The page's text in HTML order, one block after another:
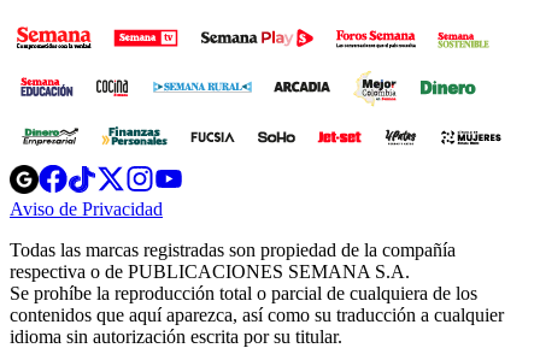
Opens
in
new
Opens
in
new
Opens
in
new
window
Opens
new
windowwindow
Aviso de Privacidad
new
window
Todas las marcas registradas son propiedad de la compañía
respectiva o de PUBLICACIONES SEMANA S.A.
Se prohíbe la reproducción total o parcial de cualquiera de los
contenidos que aquí aparezca, así como su traducción a cualquier
idioma sin autorización escrita por su titular.